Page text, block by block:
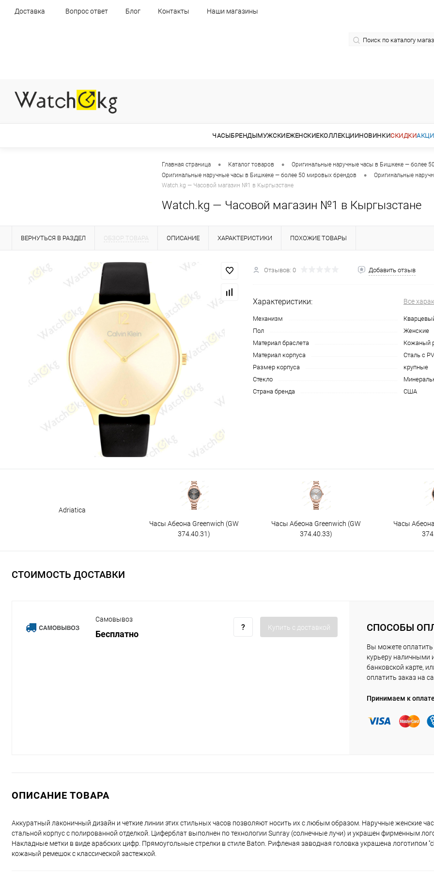
Доставка Вопрос ответ Блог Контакты Наши магазины
ЧАСЫБРЕНДЫМУЖСКИЕЖЕНСКИЕКОЛЛЕКЦИИНОВИНКИСКИДКИ
Главная страница • Каталог товаров • Оригинальные наручные часы в Бишкеке — более
Оригинальные наручные часы в Бишкеке — более 50 мировых брендов • Оригинальные
Watch.kg — Часовой магазин №1 в Кыргызстане
Watch.kg — Часовой магазин №1 в Кыргызстане
ВЕРНУТЬСЯ В РАЗДЕЛ ОБЗОР ТОВАРА ОПИСАНИЕ ХАРАКТЕРИСТИКИ ПОХОЖИЕ ТОВАРЫ
Отзывов: 0 Добавить отзыв
Характеристики: Все
Механизм
Пол
Женские
Материал браслета
Кожаный
Материал корпуса
Сталь с
Размер корпуса
крупные
Стекло
Страна бренда
США
Adriatica
Часы Абеона Greenwich (GW
374.40.31)
Часы Абеона Greenwich (GW
374.40.33)
Часы
СТОИМОСТЬ ДОСТАВКИ
Самовывоз
Бесплатно
Купить c доставкой СПОСОБЫ
Вы можете оплатить
курьеру наличными
банковской карте,
оплатить заказ на
Принимаем к оплате
ОПИСАНИЕ ТОВАРА
Аккуратный лаконичный дизайн и четкие линии этих стильных часов позволяют носить их с любым образом. Наручные женские
стальной корпус с полированной отделкой. Циферблат выполнен по технологии Sunray (солнечные лучи) и украшен фирменным
Накладные метки в виде арабских цифр. Прямоугольные стрелки в стиле Baton. Рифленая заводная головка украшена логотипом
кожаный ремешок с классической застежкой.